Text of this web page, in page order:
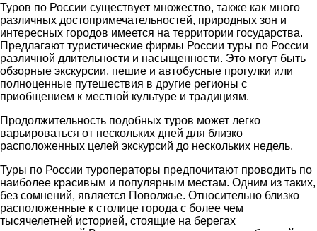
Туров по России существует множество, также как много
различных достопримечательностей, природных зон и
интересных городов имеется на территории государства.
Предлагают туристические фирмы России туры по России
различной длительности и насыщенности. Это могут быть
обзорные экскурсии, пешие и автобусные прогулки или
полноценные путешествия в другие регионы с
приобщением к местной культуре и традициям.
Продолжительность подобных туров может легко
варьироваться от нескольких дней для близко
расположенных целей экскурсий до нескольких недель.
Туры по России туроператоры предпочитают проводить по
наиболее красивым и популярным местам. Одним из таких,
без сомнений, является Поволжье. Относительно близко
расположенные к столице города с более чем
тысячелетней историей, стоящие на берегах